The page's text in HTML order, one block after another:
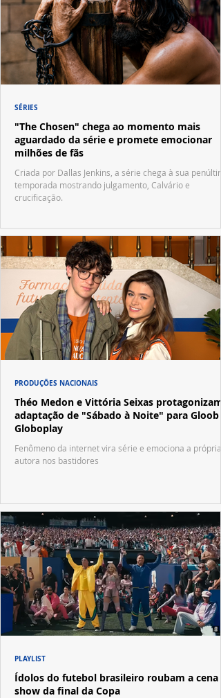
"The Chosen" chega ao momento mais
aguardado da série e promete emocionar
milhões de fãs
Criada por Dallas Jenkins, a série chega à sua
temporada mostrando julgamento, Calvário e
crucificação.
SÉRIES
Théo Medon e Vittória Seixas protagonizam
adaptação de "Sábado à Noite" para Gloob e
Globoplay
Fenômeno da internet vira série e emociona a própria
autora nos bastidores
PRODUÇÕES NACIONAIS
Ídolos do futebol brasileiro roubam a cena
show da final da Copa
PLAYLIST